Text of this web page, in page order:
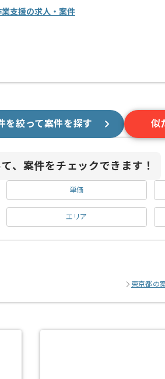
業支援の求人・案件
を絞って案件を探す 似
、案件をチェックできます！
単価
エリア
東京都の